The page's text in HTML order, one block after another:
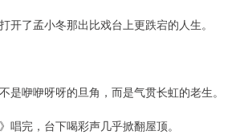
了孟小冬那出比戏台上更跌宕的人生。
咿咿呀呀的旦角，而是气贯长虹的老生。
完，台下喝彩声几乎掀翻屋顶。